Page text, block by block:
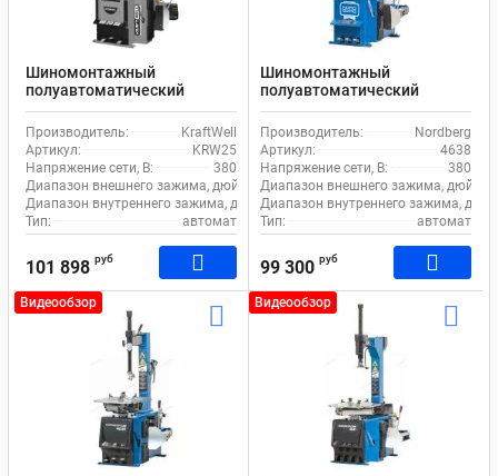
Шиномонтажный
полуавтоматический
станок KraftWell KRW25 для
легкового транспорта
Производитель:
KraftWell
Артикул:
KRW25
Напряжение сети, В:
380
Диапазон внешнего зажима, дюйм:
9-21
Диапазон внутреннего зажима, дюйм: 13-25
Тип:
автомат
101 898 руб
Шиномонтажный
полуавтоматический
станок Nordberg 4638 для
легкового транспорта
Производитель:
Nordberg
Артикул:
4638
Напряжение сети, В:
380
Диапазон внешнего зажима, дюйм:
Диапазон внутреннего зажима,
Тип:
автомат
99 300 руб
Видеообзор Видеообзор